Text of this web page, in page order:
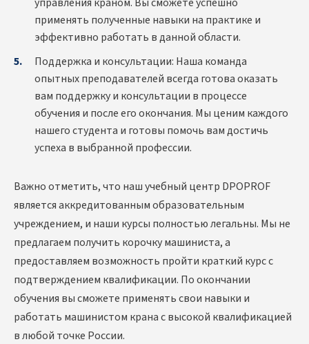
применять полученные навыки на практике и
эффективно работать в данной области.
Поддержка и консультации: Наша команда
опытных преподавателей всегда готова оказать
вам поддержку и консультации в процессе
обучения и после его окончания. Мы ценим каждого
нашего студента и готовы помочь вам достичь
успеха в выбранной профессии.
Важно отметить, что наш учебный центр DPOPROF
является аккредитованным образовательным
учреждением, и наши курсы полностью легальны. Мы не
предлагаем получить корочку машиниста, а
предоставляем возможность пройти краткий курс с
подтверждением квалификации. По окончании
обучения вы сможете применять свои навыки и
работать машинистом крана с высокой квалификацией
в любой точке России.